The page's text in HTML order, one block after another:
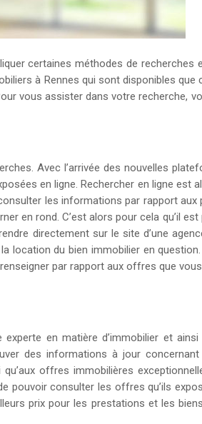
certaines méthodes de recherches
à Rennes qui sont disponibles que
vous assister dans votre recherche,
Avec l’arrivée des nouvelles
en ligne. Rechercher en ligne est
les informations par rapport
en rond. C’est alors pour cela qu’il
directement sur le site d’une
du bien immobilier en
par rapport aux offres que
en matière d’immobilier et
des informations à jour
offres immobilières
pouvoir consulter les offres qu’ils
prix pour les prestations et les